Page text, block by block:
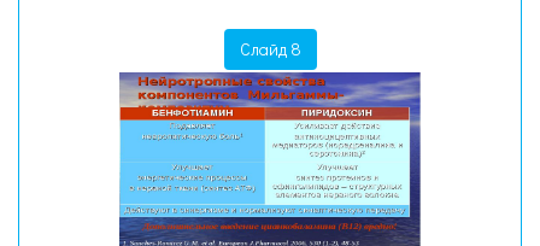
Слайд 8